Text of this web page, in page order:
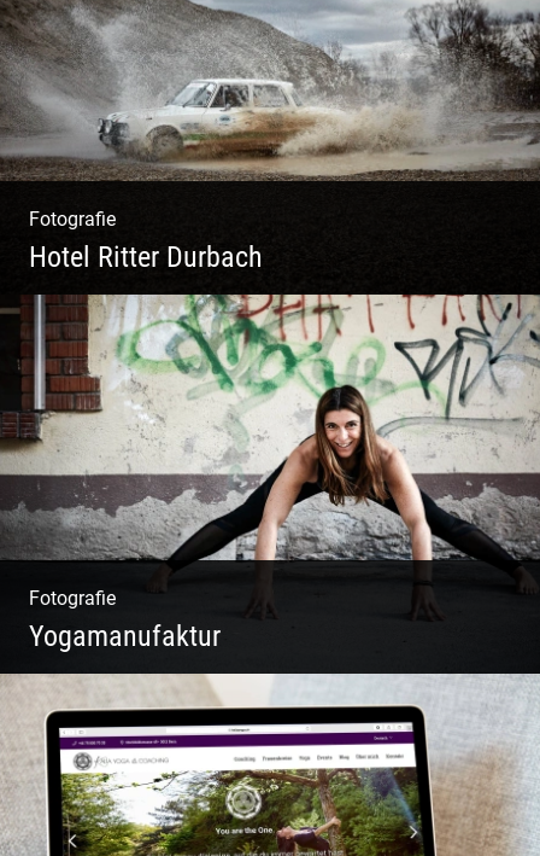
Fotografie
Hotel Ritter Durbach
Matsch|Oldtimer|Männer|Spass
Fotografie
Yogamanufaktur
Yoga | Fashion | Cool & symphatisch